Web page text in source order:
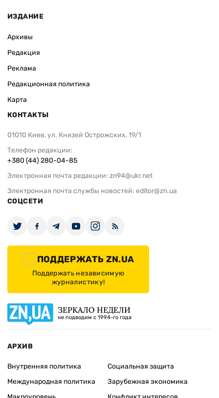
ИЗДАНИЕ
Архивы
Редакция
Реклама
Редакционная политика
Карта
КОНТАКТЫ
01010 Киев, ул. Князей Острожских, 19/1
Телефон редакции:
+380 (44) 280-04-85
Электронная почта редакции: zn94@ukr.net
Электронная почта службы новостей: editor@zn.ua
СОЦСЕТИ
ПОДДЕРЖАТЬ ZN.UA
Поддержать независимую
журналистику!
ЗЕРКАЛО НЕДЕЛИ
не подводим с 1994-го года
АРХИВ
Внутренняя политика
Международная политика
Социальная защита
Зарубежная экономика